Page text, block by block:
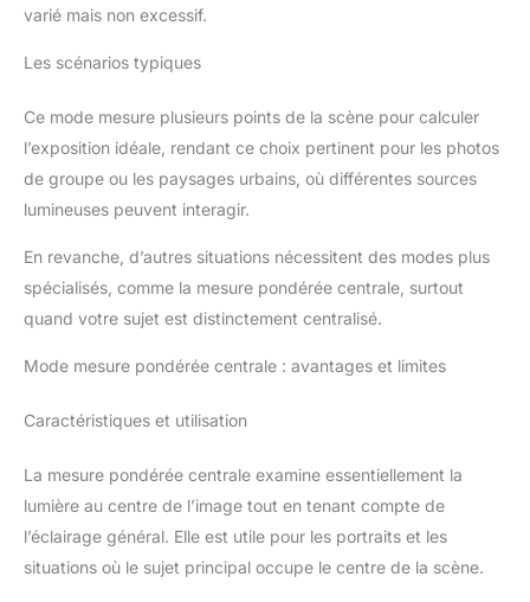
varié mais non excessif.
Les scénarios typiques
Ce mode mesure plusieurs points de la scène pour calculer
l’exposition idéale, rendant ce choix pertinent pour les photos
de groupe ou les paysages urbains, où différentes sources
lumineuses peuvent interagir.
En revanche, d’autres situations nécessitent des modes plus
spécialisés, comme la mesure pondérée centrale, surtout
quand votre sujet est distinctement centralisé.
Mode mesure pondérée centrale : avantages et limites
Caractéristiques et utilisation
La mesure pondérée centrale examine essentiellement la
lumière au centre de l’image tout en tenant compte de
l’éclairage général. Elle est utile pour les portraits et les
situations où le sujet principal occupe le centre de la scène.